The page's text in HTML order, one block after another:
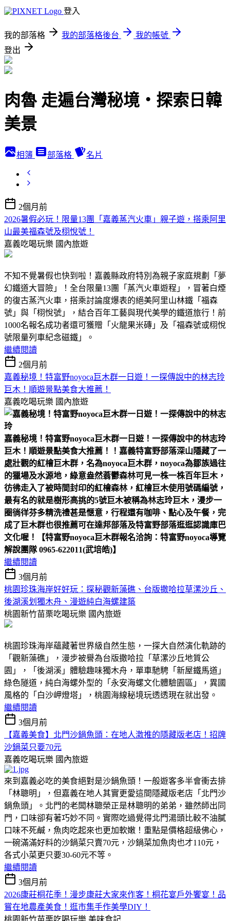
登入
我的部落格 我的部落格後台
我的帳號
登出
肉魯 走遍台灣秘境・探索日韓
美景
相簿 部落格 名片
2個月前
2026暑假必玩！限量13團「嘉義蒸汽火車」親子遊，搭乘阿里
山最美福森號及栩悅號！
嘉義吃喝玩樂 國內旅遊
不知不覺暑假也快到啦！嘉義縣政府特別為親子家庭規劃「夢
幻鐵道大冒險」！全台限量13團「蒸汽火車遊程」，冒著白煙
的復古蒸汽火車，搭乘討論度爆表的絕美阿里山林鐵「福森
號」與「栩悅號」，結合百年工藝與現代美學的鐵道旅行！前
1000名報名成功者還可獲贈「火龍果米磚」及「福森號或栩悅
號限量列車紀念磁鐵」。
繼續閱讀
2個月前
嘉義秘境！特富野noyoca巨木群一日遊！一探傳說中的林志玲
巨木！順遊景點美食大推薦！
嘉義吃喝玩樂 國內旅遊
嘉義秘境！特富野noyoca巨木群一日遊！一探傳說中的林志玲
巨木！順遊景點美食大推薦！！ 嘉義特富野部落深山隱藏了一
處壯觀的紅檜巨木群，名為noyoca巨木群，noyoca為鄒族過往
的獵場及水源地，綠意盎然蓊鬱森林可見一株一株百年巨木，
彷彿走入了被時間封印的紅檜森林，紅檜巨木使用號碼編號，
最有名的就是樹形高挑的5號巨木被稱為林志玲巨木，漫步一
圈徜徉芬多精洗禮甚是愜意，行程還有咖啡、點心及午餐，完
成了巨木群也很推薦可在達邦部落及特富野部落逛逛認識庫巴
文化喔！【特富野noyoca巨木群報名洽詢：特富野noyoca導覽
解說團隊 0965-622011(武培皓)】
繼續閱讀
3個月前
桃園珍珠海岸好好玩：探秘觀新藻礁、台版撒哈拉草漯沙丘、
後湖溪划獨木舟、漫遊純白海螺建築
桃園新竹苗栗吃喝玩樂 國內旅遊
桃園珍珠海岸蘊藏著世界級自然生態，一探大自然演化軌跡的
「觀新藻礁」，漫步被譽為台版撒哈拉「草漯沙丘地質公
園」，「後湖溪」體驗趣味獨木舟，單車馳騁「新屋鐵馬道」
綠色隧道，純白海螺外型的「永安海螺文化體驗園區」，異國
風格的「白沙岬燈塔」，桃園海線秘境玩透透現在就出發。
繼續閱讀
3個月前
【嘉義美食】北門沙鍋魚頭：在地人激推的隱藏版老店！招牌
沙鍋菜只要70元
嘉義吃喝玩樂 國內旅遊
來到嘉義必吃的美食絕對是沙鍋魚頭！一般遊客多半會衝去排
「林聰明」，但嘉義在地人其實更愛這間隱藏版老店「北門沙
鍋魚頭」。北門的老闆林聰榮正是林聰明的弟弟，雖然師出同
門，口味卻有著巧妙不同。實際吃過覺得北門湯頭比較不油膩
口味不死鹹，魚肉吃起來也更加軟嫩！重點是價格超級佛心，
一碗滿滿好料的沙鍋菜只賣70元，沙鍋菜加魚肉也才110元，
各式小菜更只要30-60元不等。
繼續閱讀
3個月前
2026康莊桐花季！漫步康莊大家來作客！桐花宴戶外饗宴！品
嘗在地農產美食！逛市集手作美學DIY！
桃園新竹苗栗吃喝玩樂 美味食記